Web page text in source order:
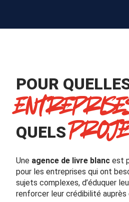
POUR
QUELS
Une agence de livre blanc est
pour les entreprises qui ont
sujets complexes, d’éduquer
renforcer leur crédibilité auprès